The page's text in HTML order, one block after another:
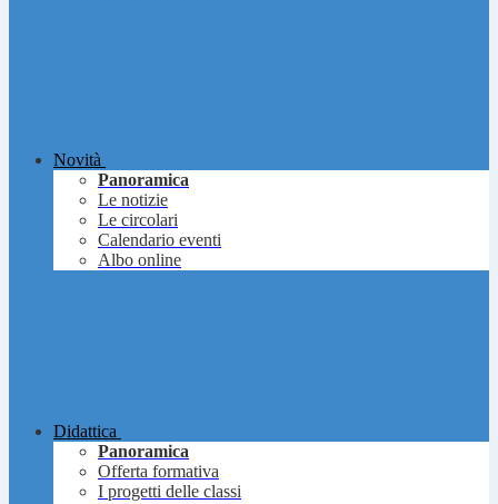
Novità
Panoramica
Le notizie
Le circolari
Calendario eventi
Albo online
Didattica
Panoramica
Offerta formativa
I progetti delle classi